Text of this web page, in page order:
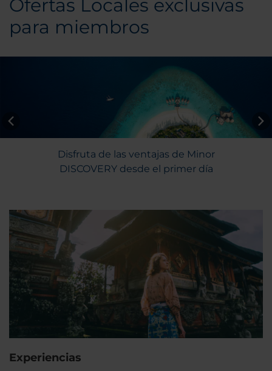
Ofertas Locales exclusivas
para miembros
Disfruta de las ventajas de Minor
DISCOVERY desde el primer día
Experiencias